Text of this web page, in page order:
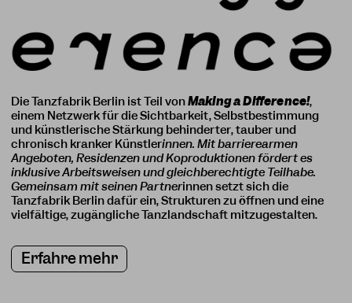
Die Tanzfabrik Berlin ist Teil vonMaking a Difference!,
einem Netzwerk für die Sichtbarkeit, Selbstbestimmung
und künstlerische Stärkung behinderter, tauber und
chronisch kranker Künstlerinnen. Mit barrierearmen
Angeboten, Residenzen und Koproduktionen fördert es
inklusive Arbeitsweisen und gleichberechtigte Teilhabe.
Gemeinsam mit seinen Partnerinnen setzt sich die
Tanzfabrik Berlin dafür ein, Strukturen zu öffnen und eine
vielfältige, zugängliche Tanzlandschaft mitzugestalten.
Erfahre mehr